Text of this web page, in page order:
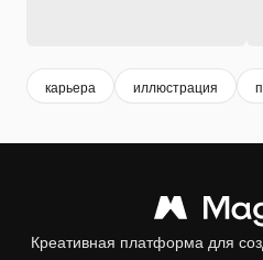
карьера иллюстрация
Креативная платформа для